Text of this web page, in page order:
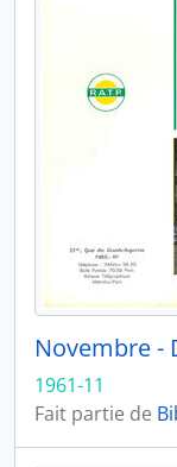
Novembre -
1961-11
Fait partie de